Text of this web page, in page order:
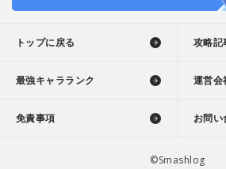
トップに戻る 攻略記
最強キャラランク 運営会
免責事項 お問い
©Smashlog